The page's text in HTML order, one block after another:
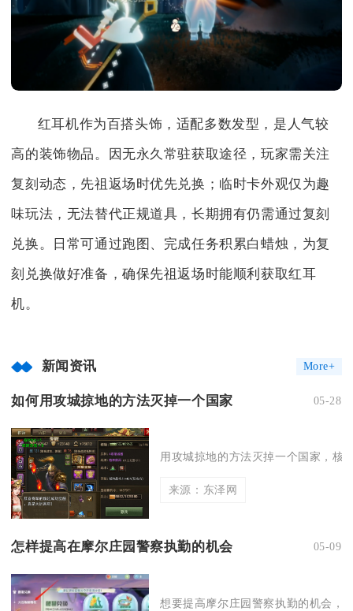
红耳机作为百搭头饰，适配多数发型，是人气较
高的装饰物品。因无永久常驻获取途径，玩家需关注
复刻动态，先祖返场时优先兑换；临时卡外观仅为趣
味玩法，无法替代正规道具，长期拥有仍需通过复刻
兑换。日常可通过跑图、完成任务积累白蜡烛，为复
刻兑换做好准备，确保先祖返场时能顺利获取红耳
机。
新闻资讯 More+
如何用攻城掠地的方法灭掉一个国家 05-28
用攻城掠地的方法灭掉一个国家，核
来源：东泽网
怎样提高在摩尔庄园警察执勤的机会 05-09
想要提高摩尔庄园警察执勤的机会，